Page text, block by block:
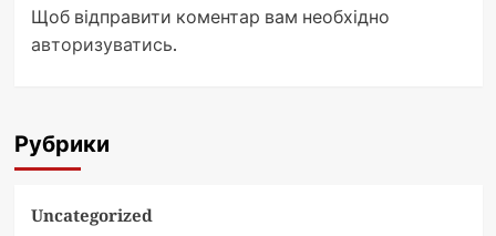
Щоб відправити коментар вам необхідно
авторизуватись.
Рубрики
Uncategorized